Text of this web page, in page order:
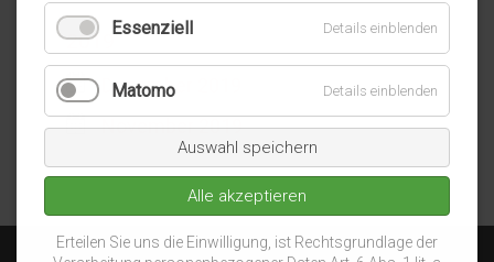
2019
Dezember 2019
November 2019
Essenziell Details einblenden
Matomo Details einblenden
Auswahl speichern
Alle akzeptieren
Erteilen Sie uns die Einwilligung, ist Rechtsgrundlage der